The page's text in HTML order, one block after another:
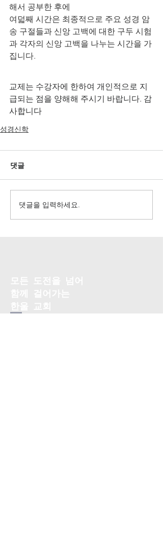
해서 공부한 후에
여덟째 시간은 최종적으로 주요 성경 암
송 구절들과 신앙 고백에 대한 구두 시험
과 각자의 신앙 고백을 나누는 시간을 가
집니다.
교제는 수강자에 한하여 개인적으로 지
급되는 점을 양해해 주시기 바랍니다. 감
사합니다
성경신학
댓글
댓글을 입력하세요.